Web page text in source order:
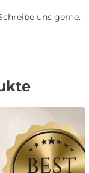
uns gerne.